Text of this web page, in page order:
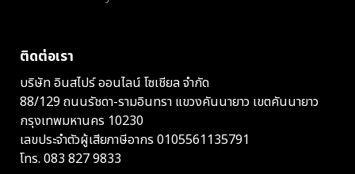
ติดต่อเรา
บริษัท อินสไปร์ ออนไลน์ โซเชียล จำกัด
88/129 ถนนรัชดา-รามอินทรา แขวงคันนายาว เขตคันนายาว
กรุงเทพมหานคร 10230
เลขประจำตัวผู้เสียภาษีอากร 0105561135791
โทร. 083 827 9833